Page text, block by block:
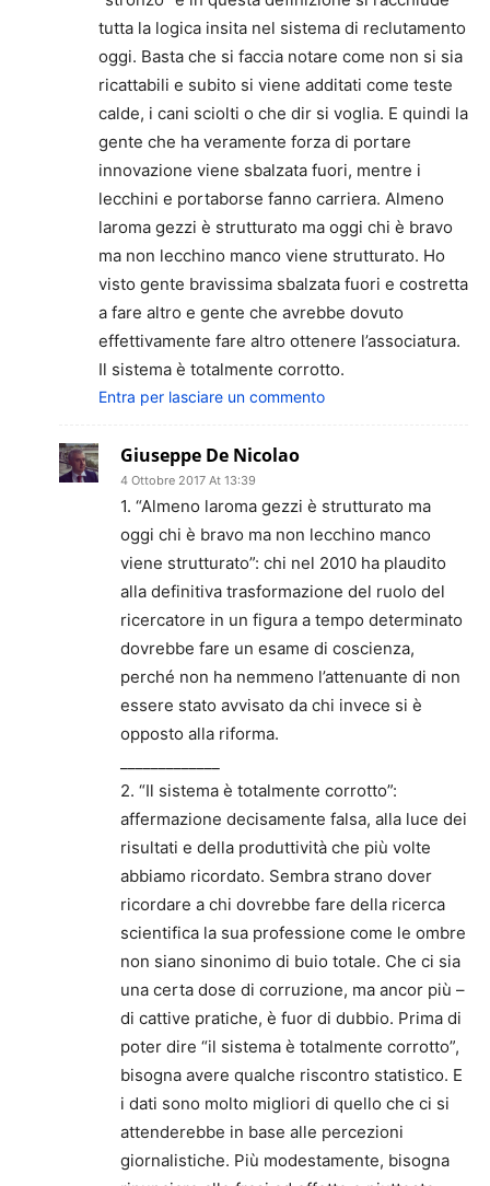
tutta la logica insita nel sistema di reclutamento
oggi. Basta che si faccia notare come non si sia
ricattabili e subito si viene additati come teste
calde, i cani sciolti o che dir si voglia. E quindi la
gente che ha veramente forza di portare
innovazione viene sbalzata fuori, mentre i
lecchini e portaborse fanno carriera. Almeno
laroma gezzi è strutturato ma oggi chi è bravo
ma non lecchino manco viene strutturato. Ho
visto gente bravissima sbalzata fuori e costretta
a fare altro e gente che avrebbe dovuto
effettivamente fare altro ottenere l’associatura.
Il sistema è totalmente corrotto.
Entra per lasciare un commento
Giuseppe De Nicolao
4 Ottobre 2017 At 13:39
1. “Almeno laroma gezzi è strutturato ma
oggi chi è bravo ma non lecchino manco
viene strutturato”: chi nel 2010 ha plaudito
alla definitiva trasformazione del ruolo del
ricercatore in un figura a tempo determinato
dovrebbe fare un esame di coscienza,
perché non ha nemmeno l’attenuante di non
essere stato avvisato da chi invece si è
opposto alla riforma.
2. “Il sistema è totalmente corrotto”:
affermazione decisamente falsa, alla luce dei
risultati e della produttività che più volte
abbiamo ricordato. Sembra strano dover
ricordare a chi dovrebbe fare della ricerca
scientifica la sua professione come le ombre
non siano sinonimo di buio totale. Che ci sia
una certa dose di corruzione, ma ancor più –
di cattive pratiche, è fuor di dubbio. Prima di
poter dire “il sistema è totalmente corrotto”,
bisogna avere qualche riscontro statistico. E
i dati sono molto migliori di quello che ci si
attenderebbe in base alle percezioni
giornalistiche. Più modestamente, bisogna